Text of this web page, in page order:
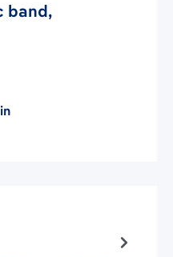
band,